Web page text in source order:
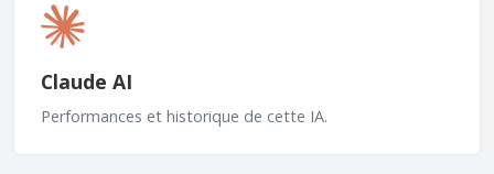
Claude AI
Performances et historique de cette IA.